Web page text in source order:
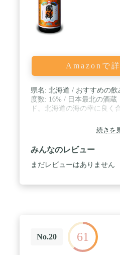
Amazonで
県名: 北海道 / おすすめの
度数: 16% / 日本最北の酒
ド。北海道の海の幸に良く
続きを
みんなのレビュー
まだレビューはありません
No.20 61